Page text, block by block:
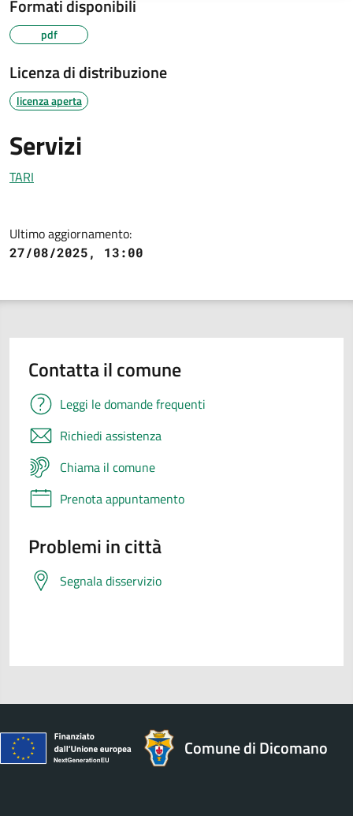
Formati disponibili
pdf
Licenza di distribuzione
licenza aperta
Servizi
TARI
Ultimo aggiornamento:
27/08/2025, 13:00
Contatta il comune
Leggi le domande frequenti
Richiedi assistenza
Chiama il comune
Prenota appuntamento
Problemi in città
Segnala disservizio
Comune di Dicomano